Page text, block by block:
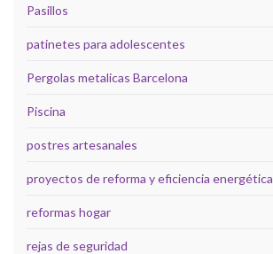
Pasillos
patinetes para adolescentes
Pergolas metalicas Barcelona
Piscina
postres artesanales
proyectos de reforma y eficiencia energética
reformas hogar
rejas de seguridad